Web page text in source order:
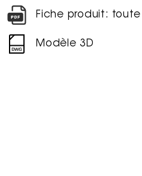
Fiche produit:
Modèle 3D